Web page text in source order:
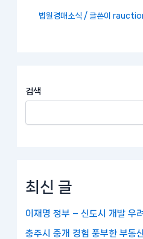
검색
최신 글
이재명 정부 – 신도시 개발 우
충주시 중개 경험 풍부한 부동
법원경매소식 / 글쓴이